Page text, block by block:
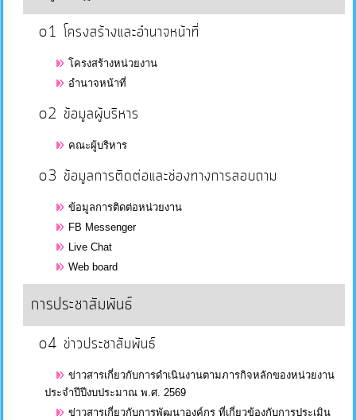
งบ
ประมาณ
บริหาร
ทรัพยากร
บุคคล
การ
o1 โครงสร้างและอำนาจหน้าที่
โครงสร้างหน่วยงาน
อำนาจหน้าที่
o2 ข้อมูลผู้บริหาร
คณะผู้บริหาร
o3 ข้อมูลการติดต่อและช่องทางการสอบถาม
ข้อมูลการติดต่อหน่วยงาน
FB Messenger
Live Chat
Web board
การประชาสัมพันธ์
o4 ข่าวประชาสัมพันธ์
ข่าวสารเกี่ยวกับการดำเนินงานตามภารกิจหลักของหน่วยงาน
ประจำปีปีงบประมาณ พ.ศ. 2569
ข่าวสารเกี่ยวกับการพัฒนาองค์กร ที่เกี่ยวข้องกับการประเมิน